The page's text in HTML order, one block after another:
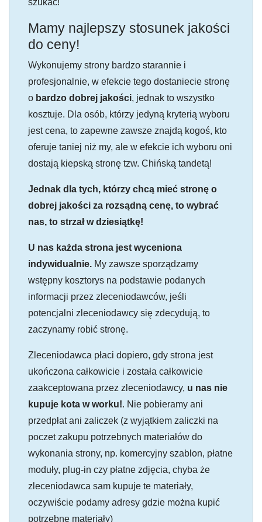
szukać!
Mamy najlepszy stosunek jakości
do ceny!
Wykonujemy strony bardzo starannie i
profesjonalnie, w efekcie tego dostaniecie stronę
o bardzo dobrej jakości, jednak to wszystko
kosztuje. Dla osób, którzy jedyną kryterią wyboru
jest cena, to zapewne zawsze znajdą kogoś, kto
oferuje taniej niż my, ale w efekcie ich wyboru oni
dostają kiepską stronę tzw. Chińską tandetą!
Jednak dla tych, którzy chcą mieć stronę o
dobrej jakości za rozsądną cenę, to wybrać
nas, to strzał w dziesiątkę!
U nas każda strona jest wyceniona
indywidualnie. My zawsze sporządzamy
wstępny kosztorys na podstawie podanych
informacji przez zleceniodawców, jeśli
potencjalni zleceniodawcy się zdecydują, to
zaczynamy robić stronę.
Zleceniodawca płaci dopiero, gdy strona jest
ukończona całkowicie i została całkowicie
zaakceptowana przez zleceniodawcy, u nas nie
kupuje kota w worku!. Nie pobieramy ani
przedpłat ani zaliczek (z wyjątkiem zaliczki na
poczet zakupu potrzebnych materiałów do
wykonania strony, np. komercyjny szablon, płatne
moduły, plug-in czy płatne zdjęcia, chyba że
zleceniodawca sam kupuje te materiały,
oczywiście podamy adresy gdzie można kupić
potrzebne materiały)